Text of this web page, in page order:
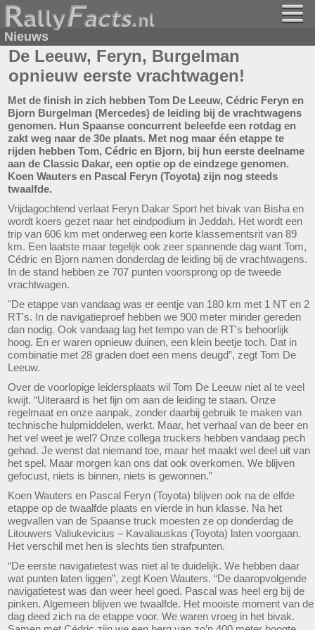
Nieuws
De Leeuw, Feryn, Burgelman
opnieuw eerste vrachtwagen!
Met de finish in zich hebben Tom De Leeuw, Cédric Feryn en
Bjorn Burgelman (Mercedes) de leiding bij de vrachtwagens
genomen. Hun Spaanse concurrent beleefde een rotdag en
zakt weg naar de 30e plaats. Met nog maar één etappe te
rijden hebben Tom, Cédric en Bjorn, bij hun eerste deelname
aan de Classic Dakar, een optie op de eindzege genomen.
Koen Wauters en Pascal Feryn (Toyota) zijn nog steeds
twaalfde.
Vrijdagochtend verlaat Feryn Dakar Sport het bivak van Bisha en
wordt koers gezet naar het eindpodium in Jeddah. Het wordt een
trip van 606 km met onderweg een korte klassementsrit van 89
km. Een laatste maar tegelijk ook zeer spannende dag want Tom,
Cédric en Bjorn namen donderdag de leiding bij de vrachtwagens.
In de stand hebben ze 707 punten voorsprong op de tweede
vrachtwagen.
"De etappe van vandaag was er eentje van 180 km met 1 NT en 2
RT's. In de navigatieproef hebben we 900 meter minder gereden
dan nodig. Ook vandaag lag het tempo van de RT's behoorlijk
hoog. En er waren opnieuw duinen, een klein beetje toch. Dat in
combinatie met 28 graden doet een mens deugd”, zegt Tom De
Leeuw.
Over de voorlopige leidersplaats wil Tom De Leeuw niet al te veel
kwijt. “Uiteraard is het fijn om aan de leiding te staan. Onze
regelmaat en onze aanpak, zonder daarbij gebruik te maken van
technische hulpmiddelen, werkt. Maar, het verhaal van de beer en
het vel weet je wel? Onze collega truckers hebben vandaag pech
gehad. Je wenst dat niemand toe, maar het maakt wel deel uit van
het spel. Maar morgen kan ons dat ook overkomen. We blijven
gefocust, niets is binnen, niets is gewonnen.”
Koen Wauters en Pascal Feryn (Toyota) blijven ook na de elfde
etappe op de twaalfde plaats en vierde in hun klasse. Na het
wegvallen van de Spaanse truck moesten ze op donderdag de
Litouwers Valiukevicius – Kavaliauskas (Toyota) laten voorgaan.
Het verschil met hen is slechts tien strafpunten.
“De eerste navigatietest was niet al te duidelijk. We hebben daar
wat punten laten liggen”, zegt Koen Wauters. “De daaropvolgende
navigatietest was dan weer heel goed. Pascal was heel erg bij de
pinken. Algemeen blijven we twaalfde. Het mooiste moment van de
dag deed zich na de etappe voor. We waren vroeg in het bivak.